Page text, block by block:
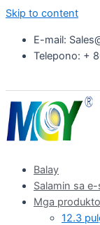
Skip to content
E-mail:
Telepono: +
Balay
Salamin sa
Mga produkto
12.3